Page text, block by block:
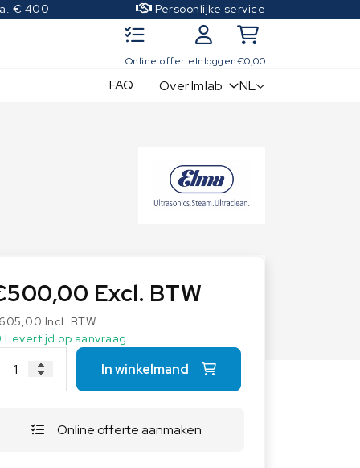
€ 400 Persoonlijke service
Online offerteInloggen€0,00
OIML Klasse M2
OIML Klasse M3
Overige weegschalen
Draagbare weegschalen
FAQ Over Imlab NL
500,00 Excl. BTW
605,00 Incl. BTW
Levertijd op aanvraag
In winkelmand
Online offerte aanmaken